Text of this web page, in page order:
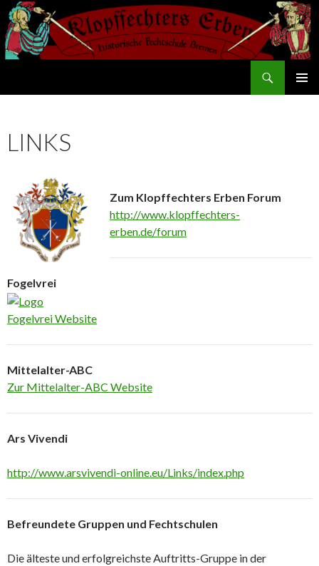
LINKS
Zum Klopffechters Erben Forum
http://www.klopffechters-
erben.de/forum
Fogelvrei
Fogelvrei Website
Mittelalter-ABC
Zur Mittelalter-ABC Website
Ars Vivendi
http://www.arsvivendi-online.eu/Links/index.php
Befreundete Gruppen und Fechtschulen
Die älteste und erfolgreichste Auftritts-Gruppe in der